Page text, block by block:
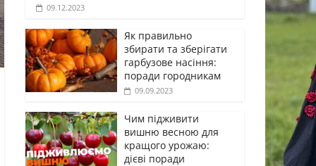
09.12.2023
Як правильно
збирати та зберігати
гарбузове насіння:
поради городникам
09.09.2023
Чим підживити
вишню весною для
кращого урожаю:
дієві поради